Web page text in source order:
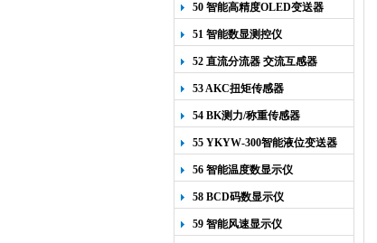
50 智能高精度OLED变送器
YK-218
51 智能数显测控仪
52 直流分流器 交流互感器
53 AKC扭矩传感器
54 BK测力/称重传感器
55 YKYW-300智能液位变送器
56 智能温度数显示仪
58 BCD码数显示仪
59 智能风速显示仪